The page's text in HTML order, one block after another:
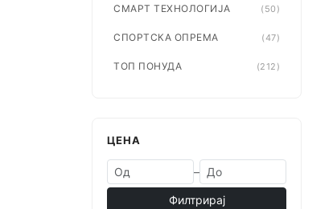
СМАРТ ТЕХНОЛОГИЈА (50)
СПОРТСКА ОПРЕМА (47)
ТОП ПОНУДА (212)
ЦЕНА
–
Филтрирај